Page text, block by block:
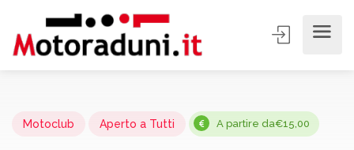
Motoclub Aperto a Tutti A partire da€15,00